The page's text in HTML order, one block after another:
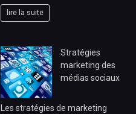
lire la suite
Stratégies
marketing des
médias sociaux
Les stratégies de marketing